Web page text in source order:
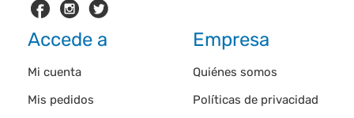
Accede a
Mi cuenta
Mis pedidos
Empresa
Quiénes somos
Políticas de privacidad